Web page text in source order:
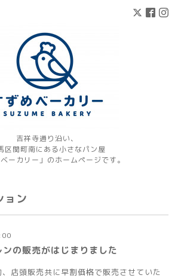
吉祥寺通り沿い、
区関町南にある小さなパン屋
ベーカリー」のホームページです。
ョン
の販売がはじまりました
店頭販売共に早割価格で販売させていた